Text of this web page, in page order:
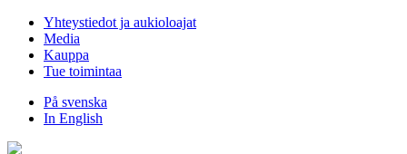
Hyppää
sisältöön
Yhteystiedot ja aukioloajat
Media
Kauppa
Tue toimintaa
På svenska
In English